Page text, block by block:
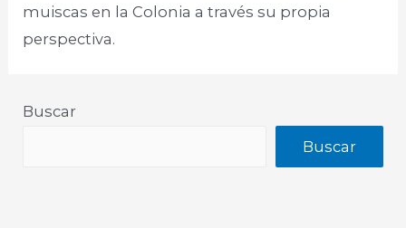
muiscas en la Colonia a través su propia
perspectiva.​
Buscar
Buscar